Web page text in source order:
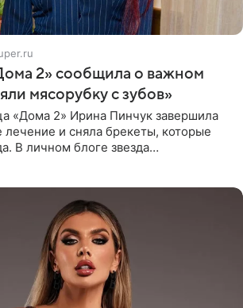
2» сообщила о важном
мясорубку с зубов»
«Дома 2» Ирина Пинчук завершила
лечение и сняла брекеты, которые
В личном блоге звезда